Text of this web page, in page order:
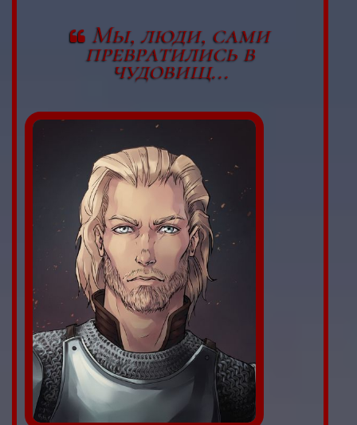
Мы, люди, сами
превратились в
чудовищ...